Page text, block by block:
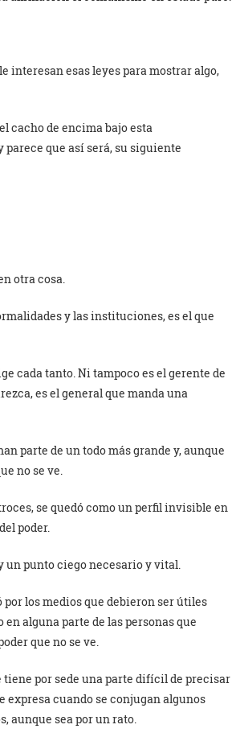
interesan esas leyes para mostrar algo,
cacho de encima bajo esta
que así será, su siguiente
otra cosa.
y las instituciones, es el que
cada tanto. Ni tampoco es el gerente de
es el general que manda una
parte de un todo más grande y, aunque
no se ve.
se quedó como un perfil invisible en
poder.
un punto ciego necesario y vital.
por los medios que debieron ser útiles
alguna parte de las personas que
que no se ve.
por sede una parte difícil de precisar
expresa cuando se conjugan algunos
aunque sea por un rato.